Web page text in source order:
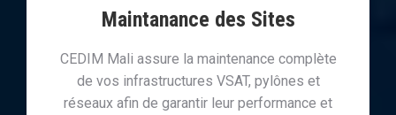
Maintanance des Sites
CEDIM Mali assure la maintenance complète
de vos infrastructures VSAT, pylônes et
réseaux afin de garantir leur performance et